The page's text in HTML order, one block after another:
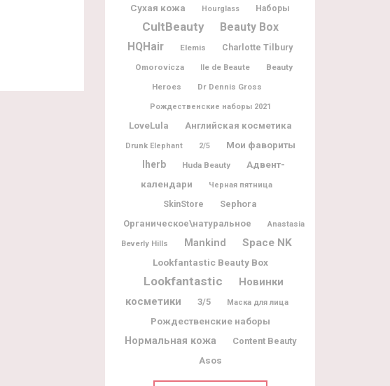
Сухая кожа Hourglass Наборы
CultBeauty Beauty Box
HQHair Elemis Charlotte Tilbury
Omorovicza Ile de Beaute
Beauty
Heroes
Dr Dennis Gross
Рождественские наборы 2021
LoveLula Английская косметика
Drunk Elephant 2/5
Мои фавориты
Iherb
Huda Beauty
Адвент-
календари
Черная пятница
SkinStore
Sephora
Органическое\натуральное
Anastasia
Beverly Hills Mankind Space NK
Lookfantastic Beauty Box
Lookfantastic
Новинки
косметики
3/5 Маска для лица
Рождественские наборы
Нормальная кожа
Content Beauty
Asos